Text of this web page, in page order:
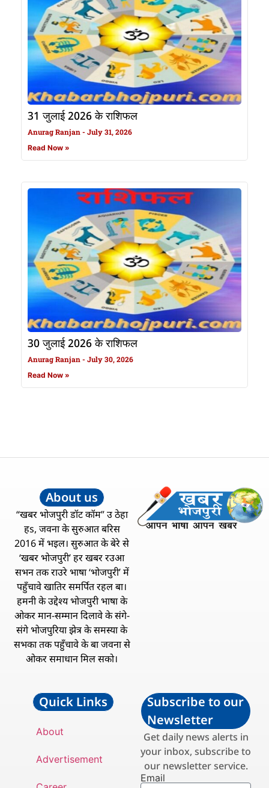
31 जुलाई 2026 के राशिफल
Anurag Ranjan July 31, 2026
Read Now »
30 जुलाई 2026 के राशिफल
Anurag Ranjan July 30, 2026
Read Now »
About us
“खबर भोजपुरी डॉट कॉम” उ ठेहा
हs, जवना के सुरुआत बरिस
2016 में भइल। सुरुआत के बेरे से
‘खबर भोजपुरी’ हर खबर रउआ
सभन तक राउरे भाषा ‘भोजपुरी’ में
पहुँचावे खातिर समर्पित रहल बा।
हमनी के उद्देश्य भोजपुरी भाषा के
ओकर मान-सम्मान दिलावे के संगे-
संगे भोजपुरिया झेत्र के समस्या के
सभका तक पहुँचावे के बा जवना से
ओकर समाधान मिल सको।
Quick Links
About
Advertisement
Subscribe to our
Newsletter
Get daily news alerts in
your inbox, subscribe to
our newsletter service.
Email